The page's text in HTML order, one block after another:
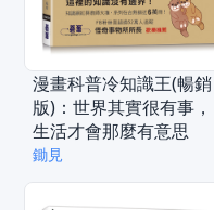
漫畫科普冷知識王(暢銷
版)：世界其實很有事，
生活才會那麼有意思
鋤見